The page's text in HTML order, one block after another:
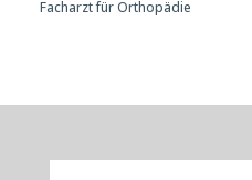
Facharzt für Orthopädie